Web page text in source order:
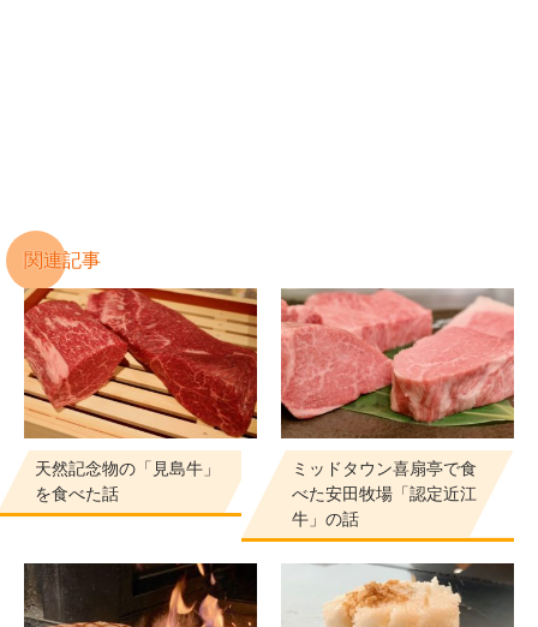
関連記事
天然記念物の「見島牛」
を食べた話
ミッドタウン喜扇亭で食
べた安田牧場「認定近江
牛」の話